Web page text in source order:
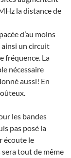
la distance de
d’au moins
un circuit
fréquence. La
nécessaire
aussi! En
les bandes
pas posé la
écoute le
tout de même